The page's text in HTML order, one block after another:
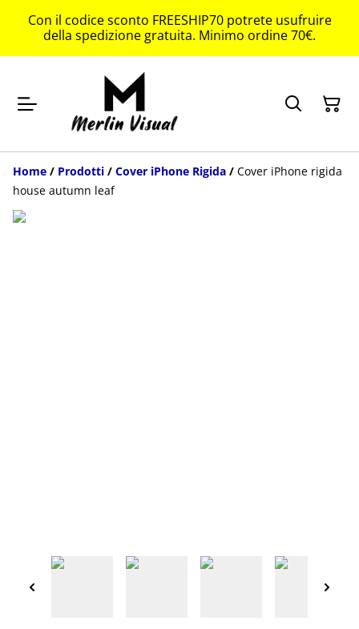
Con il codice sconto FREESHIP70 potrete usufruire
della spedizione gratuita. Minimo ordine 70€.
Home / Prodotti / Cover iPhone Rigida / Cover iPhone rigida
house autumn leaf